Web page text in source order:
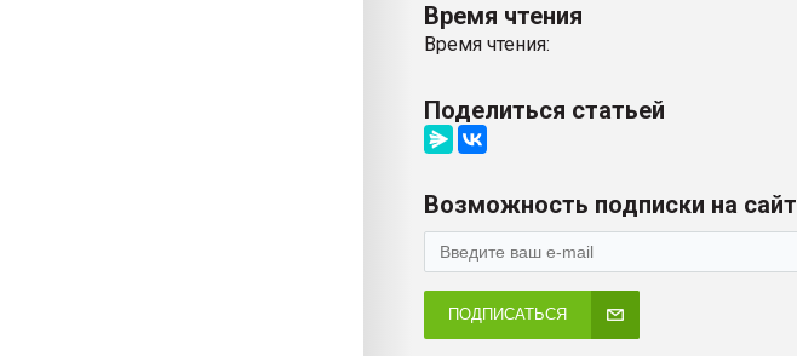
Время чтения
Время чтения:
Поделиться статьей
Возможность подписки на сайт
ПОДПИСАТЬСЯ